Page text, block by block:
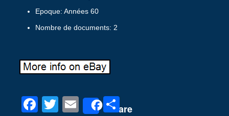
Epoque: Années 60
Nombre de documents: 2
F
T
E
Share
P